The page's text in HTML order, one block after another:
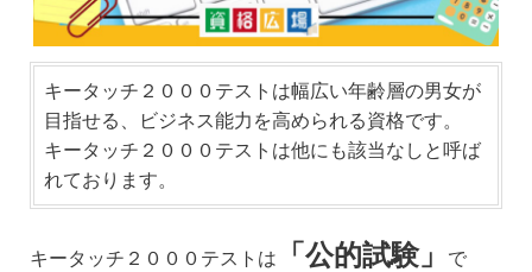
キータッチ２０００テストは幅広い年齢層の男女が
目指せる、ビジネス能力を高められる資格です。
キータッチ２０００テストは他にも該当なしと呼ば
れております。
キータッチ２０００テストは 「公的試験」
で